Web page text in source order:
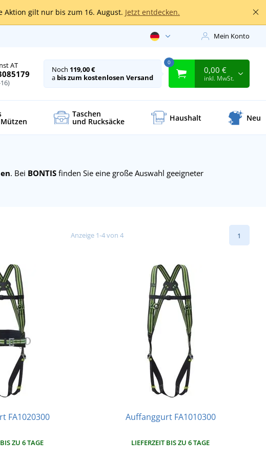
Aktion gilt nur bis zum 16. August. Jetzt entdecken.
Mein Konto
AT Noch 119,00 €
a bis zum kostenlosen Versand
0
0,00 €
inkl. MwSt.
Taschen
und Rucksäcke Haushalt Neu
. Bei BONTIS finden Sie eine große Auswahl geeigneter
Anzeige 1-4 von 4 1
FA1020300
ZU 6 TAGE
Auffanggurt FA1010300
LIEFERZEIT BIS ZU 6 TAGE